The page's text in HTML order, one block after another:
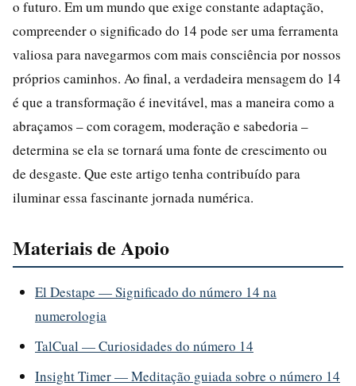
o futuro. Em um mundo que exige constante adaptação,
compreender o significado do 14 pode ser uma ferramenta
valiosa para navegarmos com mais consciência por nossos
próprios caminhos. Ao final, a verdadeira mensagem do 14
é que a transformação é inevitável, mas a maneira como a
abraçamos – com coragem, moderação e sabedoria –
determina se ela se tornará uma fonte de crescimento ou
de desgaste. Que este artigo tenha contribuído para
iluminar essa fascinante jornada numérica.
Materiais de Apoio
El Destape — Significado do número 14 na
numerologia
TalCual — Curiosidades do número 14
Insight Timer — Meditação guiada sobre o número 14